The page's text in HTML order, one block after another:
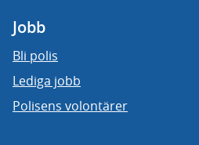
Jobb
Bli polis
Lediga jobb
Polisens volontärer